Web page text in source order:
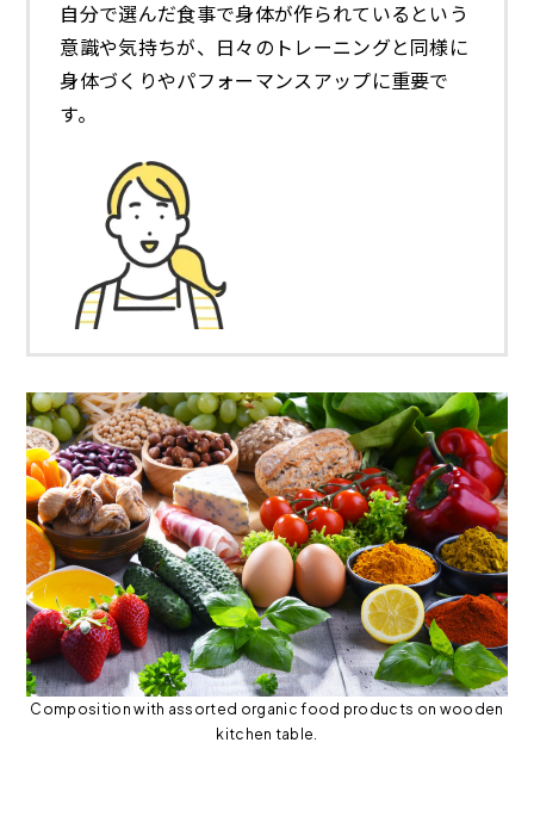
自分で選んだ食事で身体が作られているという
意識や気持ちが、日々のトレーニングと同様に
身体づくりやパフォーマンスアップに重要で
す。
Composition with assorted organic food products on wooden
kitchen table.